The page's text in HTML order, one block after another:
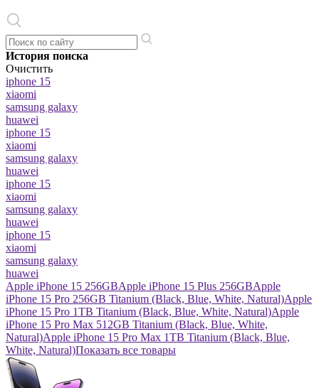
История поиска
Очистить
iphone 15
xiaomi
samsung galaxy
huawei
iphone 15
xiaomi
samsung galaxy
huawei
iphone 15
xiaomi
samsung galaxy
huawei
iphone 15
xiaomi
samsung galaxy
huawei
Apple iPhone 15 256GBApple iPhone 15 Plus 256GBApple
iPhone 15 Pro 256GB Titanium (Black, Blue, White, Natural)Apple
iPhone 15 Pro 1TB Titanium (Black, Blue, White, Natural)Apple
iPhone 15 Pro Max 512GB Titanium (Black, Blue, White,
Natural)Apple iPhone 15 Pro Max 1TB Titanium (Black, Blue,
White, Natural)Показать все товары